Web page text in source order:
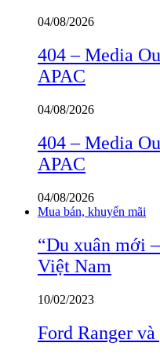
04/08/2026
404 – Media
APAC
04/08/2026
404 – Media
APAC
04/08/2026
Mua bán, khuyến mãi
“Du xuân mới
Việt Nam
10/02/2023
Ford Ranger